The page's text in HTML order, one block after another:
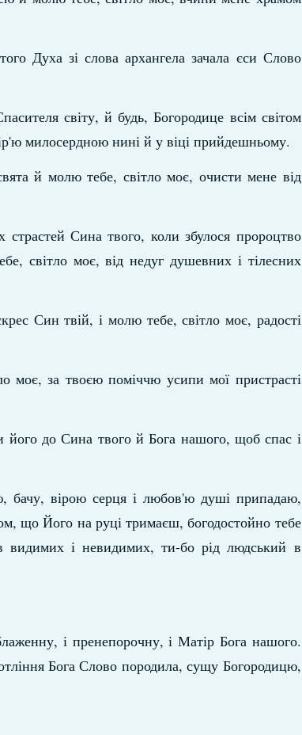
Духа зі слова архангела зачала єси Слово
світу, й будь, Богородице всім світом
милосердною нині й у віці прийдешньому.
й молю тебе, світло моє, очисти мене від
Сина твого, коли збулося пророцтво
світло моє, від недуг душевних і тілесних
Син твій, і молю тебе, світло моє, радості
за твоєю поміччю усипи мої пристрасті
його до Сина твого й Бога нашого, щоб спас і
бачу, вірою серця і любов'ю душі припадаю,
що Його на руці тримаєш, богодостойно тебе
видимих і невидимих, ти-бо рід людський в
і пренепорочну, і Матір Бога нашого.
Бога Слово породила, сущу Богородицю,